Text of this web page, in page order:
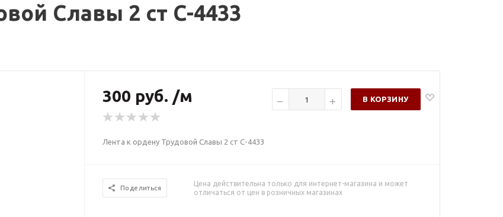
Славы 2 ст С-4433
300 руб. /м В КОРЗИНУ
Лента к ордену Трудовой Славы 2 ст С-4433
Поделиться
Цена действительна только для интернет-магазина и может
отличаться от цен в розничных магазинах